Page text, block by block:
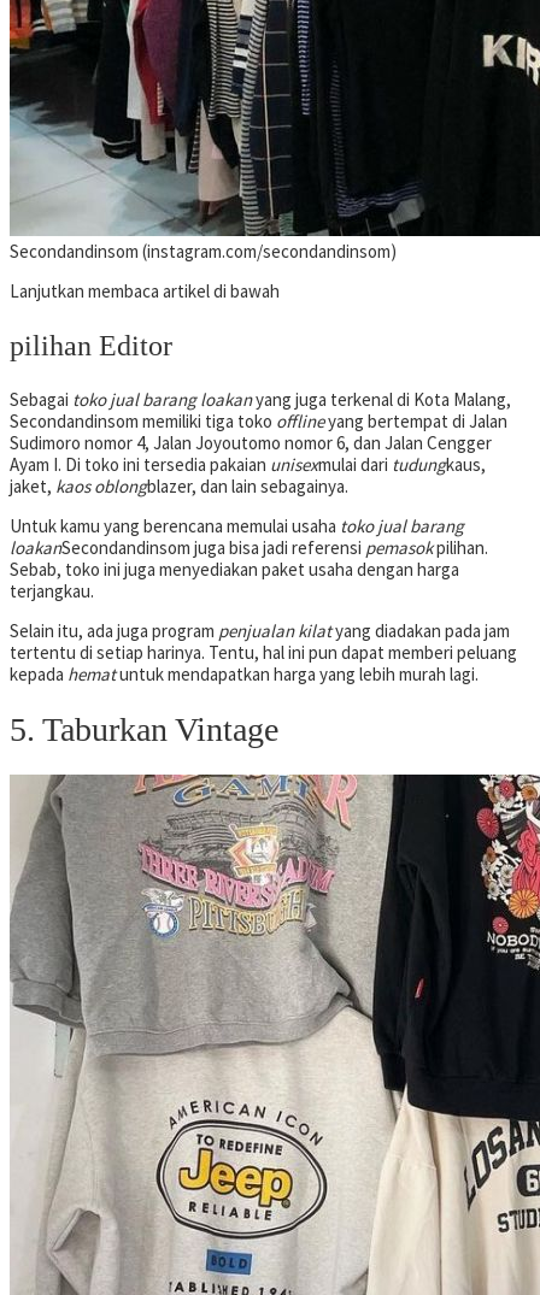
Secondandinsom (instagram.com/secondandinsom)
Lanjutkan membaca artikel di bawah
pilihan Editor
Sebagai toko jual barang loakanyang juga terkenal di Kota Malang,
Secondandinsom memiliki tiga toko offlineyang bertempat di Jalan
Sudimoro nomor 4, Jalan Joyoutomo nomor 6, dan Jalan Cengger
Ayam I. Di toko ini tersedia pakaian unisexmulai dari tudungkaus,
jaket, kaos oblongblazer, dan lain sebagainya.
Untuk kamu yang berencana memulai usaha toko jual barang
loakanSecondandinsom juga bisa jadi referensi pemasokpilihan.
Sebab, toko ini juga menyediakan paket usaha dengan harga
terjangkau.
Selain itu, ada juga program penjualan kilatyang diadakan pada jam
tertentu di setiap harinya. Tentu, hal ini pun dapat memberi peluang
kepada hematuntuk mendapatkan harga yang lebih murah lagi.
5. Taburkan Vintage